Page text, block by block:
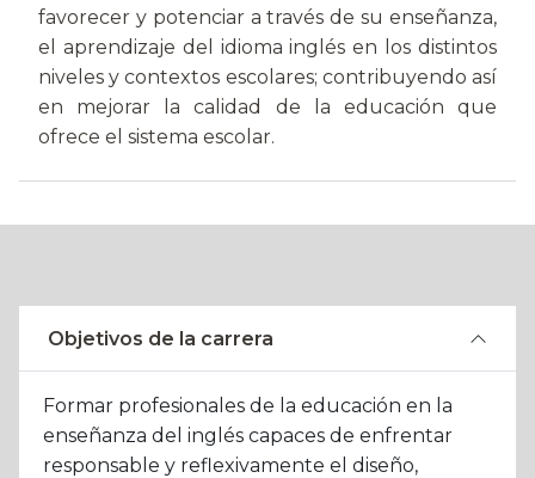
favorecer y potenciar a través de su enseñanza,
el aprendizaje del idioma inglés en los distintos
niveles y contextos escolares; contribuyendo así
en mejorar la calidad de la educación que
ofrece el sistema escolar.
Objetivos de la carrera
Formar profesionales de la educación en la
enseñanza del inglés capaces de enfrentar
responsable y reflexivamente el diseño,